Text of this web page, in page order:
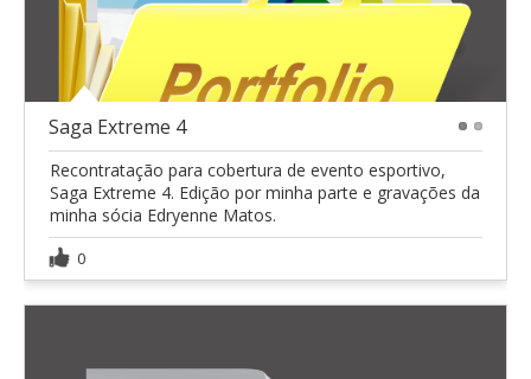
Saga Extreme 4
Recontratação para cobertura de evento esportivo,
Saga Extreme 4. Edição por minha parte e gravações da
minha sócia Edryenne Matos.
0